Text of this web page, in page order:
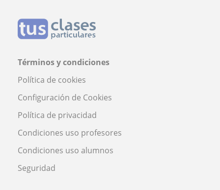
Términos y condiciones
Política de cookies
Configuración de Cookies
Política de privacidad
Condiciones uso profesores
Condiciones uso alumnos
Seguridad